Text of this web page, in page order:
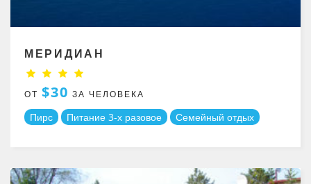
МЕРИДИАН
ОТ $30 ЗА ЧЕЛОВЕКА
Пирс Питание 3-х разовое Семейный отдых